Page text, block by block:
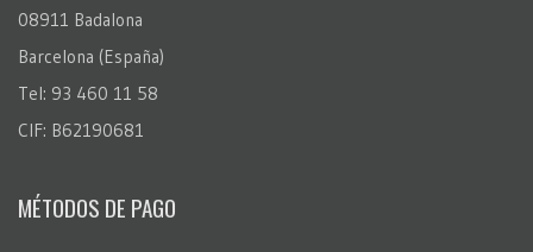
08911 Badalona
Barcelona (España)
Tel: 93 460 11 58
CIF: B62190681
MÉTODOS DE PAGO